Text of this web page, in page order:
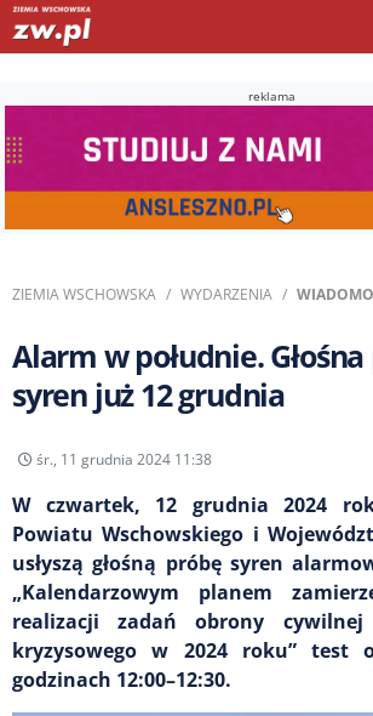
reklama
ZIEMIA WSCHOWSKA WYDARZENIA
Alarm w południe.
syren już 12 grudnia
śr., 11 grudnia 2024 11:38
W czwartek, 12 grudnia 2024
Powiatu Wschowskiego i
usłyszą głośną próbę syren
„Kalendarzowym planem
realizacji zadań obrony
kryzysowego w 2024 roku” test
godzinach 12:00–12:30.